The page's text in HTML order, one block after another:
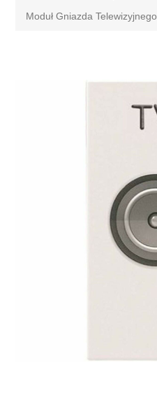
Moduł Gniazda Telewizyjnego